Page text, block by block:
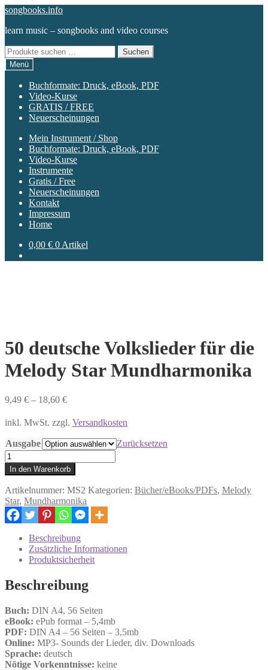
Zur
springen
Zum
springen
songbooks.info
learn music – songbooks and video courses
Suchen
nach:
Suchen
Menü
Buchformate: Druck, eBook, PDF
Video-Kurse
GRATIS / FREE
Neuerscheinungen
Mein Instrument / Shop
Buchformate: Druck, eBook, PDF
Video-Kurse
Instrumente
Gratis / Free
Neuerscheinungen
Kontakt
Impressum
Home
0,00 € 0 Artikel
50 deutsche Volkslieder für die
Melody Star Mundharmonika
9,49 € – 18,60 €
inkl. MwSt. zzgl. Versandkosten
Ausgabe
Zurücksetzen
50
deutsche
Volkslieder
für
die
Melody
Star
Menge
In den Warenkorb
Artikelnummer: MS2 Kategorien: Bücher/eBooks/PDFs, Melody
Star, Mundharmonika
Beschreibung
Zusätzliche Informationen
Produktsicherheit
Beschreibung
Buch: DIN A4, 56 Seiten
eBook: ePub format – 5,4mb
PDF: DIN A4 – 56 Seiten – 3,5mb
Online: MP3- Sounds der Lieder, div. Downloads
Sprache: deutsch
Nötige Vorkenntnisse: keine